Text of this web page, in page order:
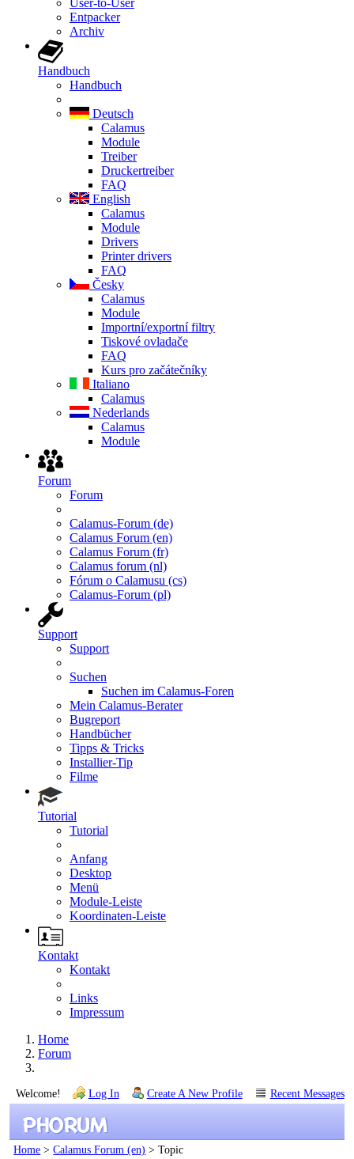
User-to-User
Entpacker
Archiv
Handbuch
Handbuch
Deutsch
Calamus
Module
Treiber
Druckertreiber
FAQ
English
Calamus
Module
Drivers
Printer drivers
FAQ
Česky
Calamus
Module
Importní/exportní filtry
Tiskové ovladače
FAQ
Kurs pro začátečníky
Italiano
Calamus
Nederlands
Calamus
Module
Forum
Forum
Calamus-Forum (de)
Calamus Forum (en)
Calamus Forum (fr)
Calamus forum (nl)
Fórum o Calamusu (cs)
Calamus-Forum (pl)
Support
Support
Suchen
Suchen im Calamus-Foren
Mein Calamus-Berater
Bugreport
Handbücher
Tipps & Tricks
Installier-Tip
Filme
Tutorial
Tutorial
Anfang
Desktop
Menü
Module-Leiste
Koordinaten-Leiste
Kontakt
Kontakt
Links
Impressum
Home
Forum
Welcome! Log In Create A New Profile Recent Messages
Home >Calamus Forum (en) > Topic